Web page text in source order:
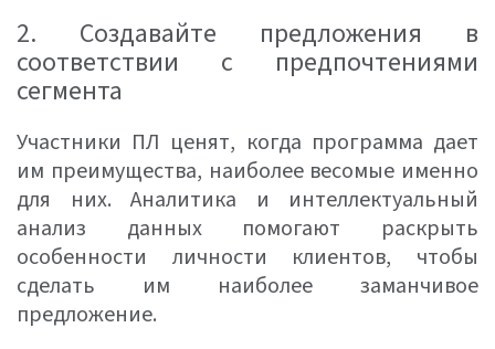
2. Создавайте предложения в
соответствии с предпочтениями
сегмента
Участники ПЛ ценят, когда программа дает
им преимущества, наиболее весомые именно
для них. Аналитика и интеллектуальный
анализ данных помогают раскрыть
особенности личности клиентов, чтобы
сделать им наиболее заманчивое
предложение.